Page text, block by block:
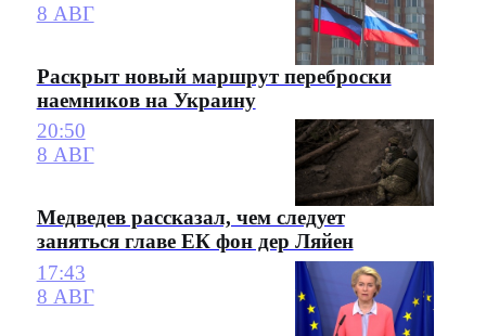
8 АВГ
Раскрыт новый маршрут переброски
наемников на Украину
20:50
8 АВГ
Медведев рассказал, чем следует
заняться главе ЕК фон дер Ляйен
17:43
8 АВГ